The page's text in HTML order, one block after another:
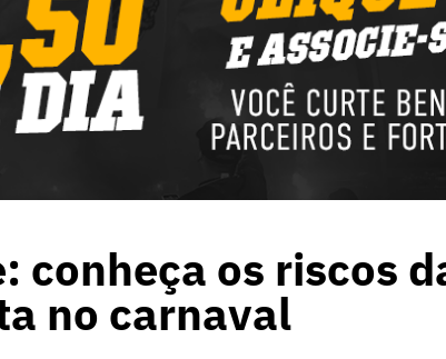
conheça os riscos
no carnaval